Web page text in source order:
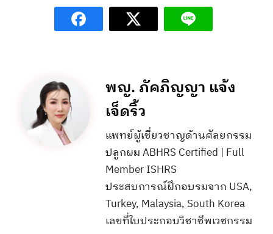
พญ. ภัคภิญญา แจ้ง
เจ็ดริ้ว
แพทย์ผู้เชี่ยวชาญด้านศัลยกรรม
ปลูกผม ABHRS Certified | Full
Member ISHRS
ประสบการณ์ฝึกอบรมจาก USA,
Turkey, Malaysia, South Korea
เลขที่ใบประกอบวิชาชีพเวชกรรม